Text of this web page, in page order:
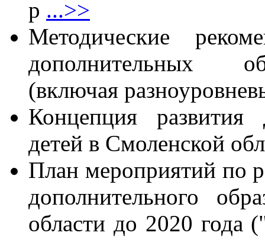
р ...>>
Методические
дополнительных
(включая
Концепция развития
детей в Смоленской
План мероприятий по
дополнительного
области до 2020 года